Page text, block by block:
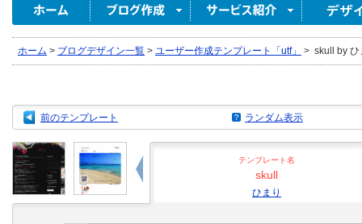
ホーム > ブログデザイン一覧 > ユーザー作成テンプレート「utf」 > skull by ひ
前のテンプレート ランダム表示
テンプレート名
skull
ひまり